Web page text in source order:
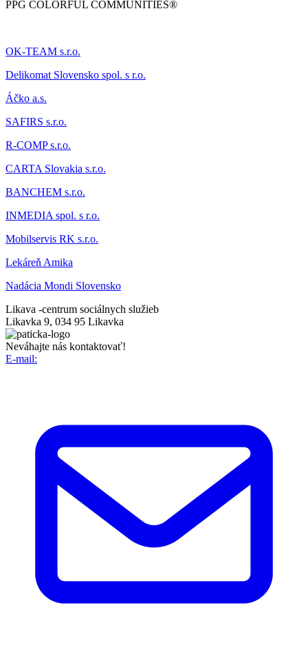
PPG COLORFUL COMMUNITIES®
OK-TEAM s.r.o.
Delikomat Slovensko spol. s r.o.
Áčko a.s.
SAFIRS s.r.o.
R-COMP s.r.o.
CARTA Slovakia s.r.o.
BANCHEM s.r.o.
INMEDIA spol. s r.o.
Mobilservis RK s.r.o.
Lekáreň Amika
Nadácia Mondi Slovensko
Likava -centrum sociálnych služieb
Likavka 9, 034 95 Likavka
Neváhajte nás kontaktovať!
E-mail: